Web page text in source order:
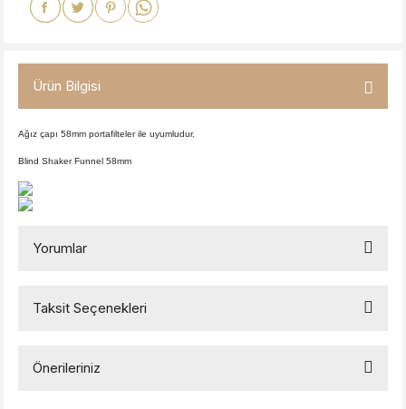
Ürün Bilgisi
Ağız çapı 58mm portafilteler ile uyumludur.
Blind Shaker Funnel 58mm
Yorumlar
Taksit Seçenekleri
Önerileriniz